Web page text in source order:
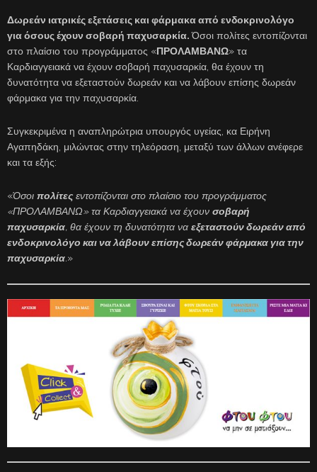
Δωρεάν ιατρικές εξετάσεις και φάρμακα από ενδοκρινολόγο
για όσους έχουν σοβαρή παχυσαρκία.Όσοι πολίτες εντοπίζονται
στο πλαίσιο του προγράμματος «ΠΡΟΛΑΜΒΑΝΩ» τα
Καρδιαγγειακά να έχουν σοβαρή παχυσαρκία, θα έχουν τη
δυνατότητα να εξεταστούν δωρεάν και να λάβουν επίσης δωρεάν
φάρμακα για την παχυσαρκία.
Συγκεκριμένα η αναπληρώτρια υπουργός υγείας, κα Ειρήνη
Αγαπηδάκη, μιλώντας στην τηλεόραση, μεταξύ των άλλων ανέφερε
και τα εξής:
«Όσοι πολίτες εντοπίζονται στο πλαίσιο του προγράμματος
«ΠΡΟΛΑΜΒΑΝΩ» τα Καρδιαγγειακά να έχουν σοβαρή
παχυσαρκία, θα έχουν τη δυνατότητα να εξεταστούν δωρεάν από
ενδοκρινολόγο και να λάβουν επίσης δωρεάν φάρμακα για την
παχυσαρκία.»